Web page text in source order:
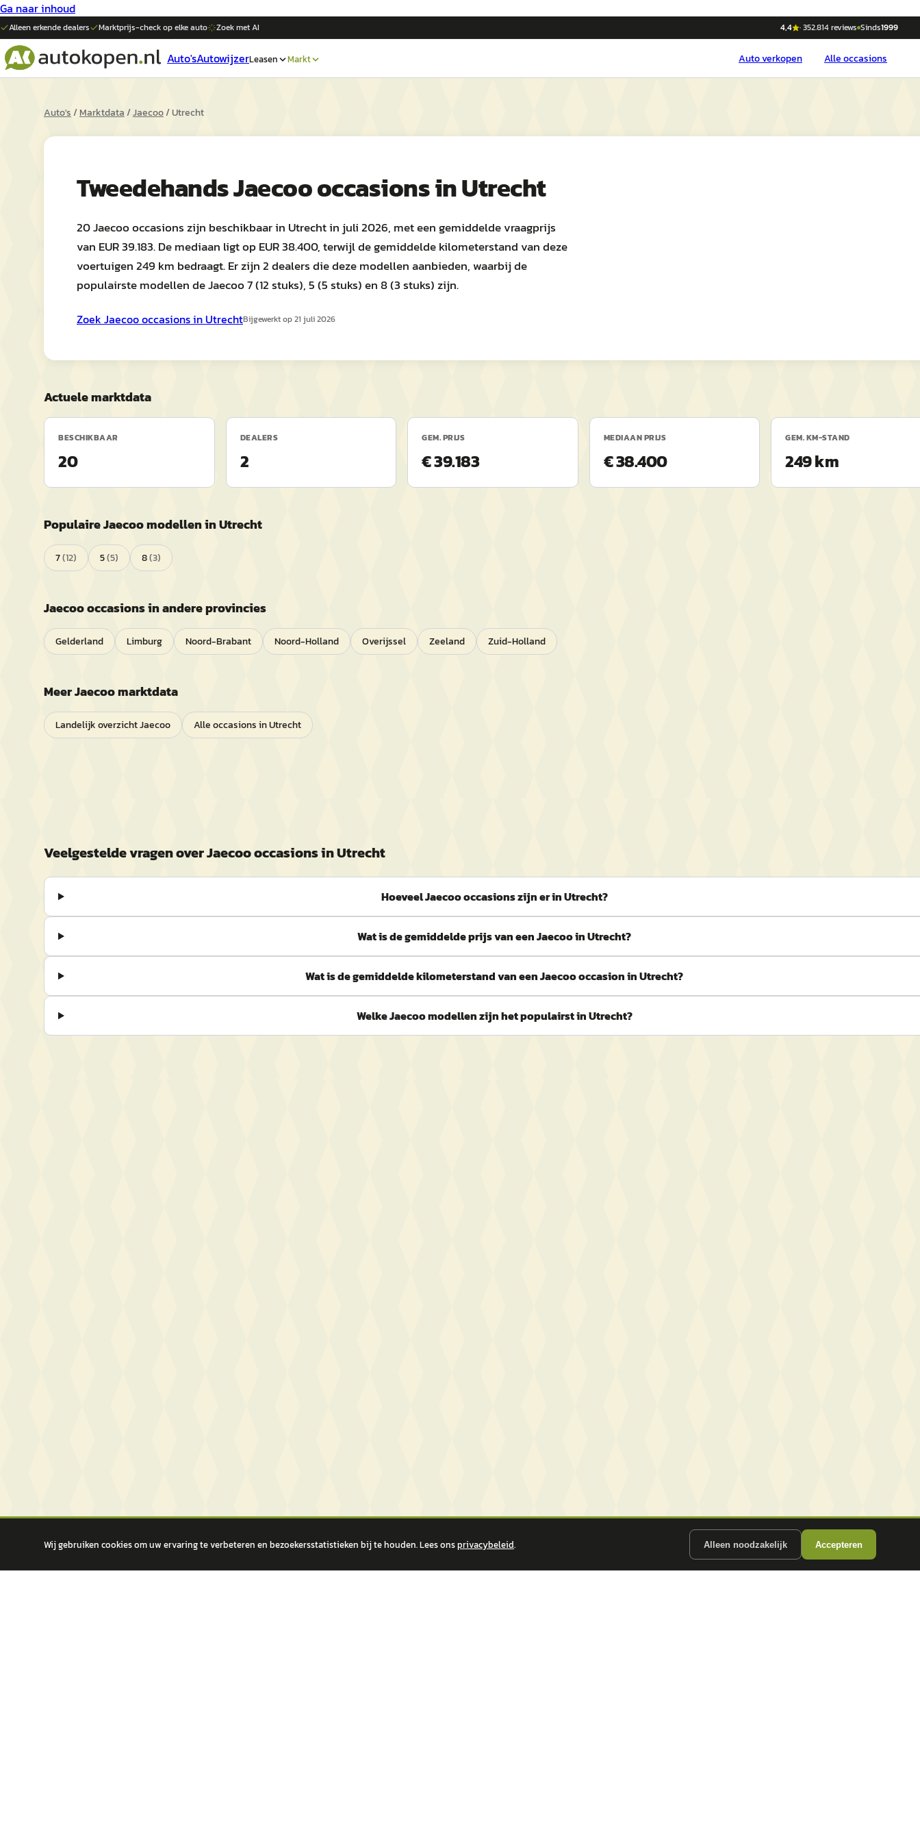
Ga naar inhoud
Alleen erkende dealers Marktprijs-check op elkeauto Zoek met AI 4,4 ·352.814reviews Sinds1999
Auto'sAutowijzerLeasen Markt Autoverkopen Alle occasions
Auto's/Marktdata/Jaecoo/Utrecht
TweedehandsJaecoooccasions inUtrecht
20 Jaecoo occasions zijn beschikbaar in Utrecht in juli 2026, met een gemiddelde vraagprijs
van EUR 39.183. De mediaan ligt op EUR 38.400, terwijl de gemiddelde kilometerstand van deze
voertuigen 249 km bedraagt. Er zijn 2 dealers die deze modellen aanbieden, waarbij de
populairste modellen de Jaecoo 7 (12 stuks), 5 (5 stuks) en 8 (3 stuks) zijn.
Zoek Jaecoooccasions in UtrechtBijgewerkt op21 juli 2026
Actuele marktdata
BESCHIKBAAR
20
DEALERS
2
GEM. PRIJS
€ 39.183
MEDIAAN PRIJS
€ 38.400
GEM. KM-STAND
249 km
PopulaireJaecoomodellen inUtrecht
7(12) 5(5) 8(3)
Jaecoooccasions in andere provincies
Gelderland Limburg Noord-Brabant Noord-Holland Overijssel Zeeland Zuid-Holland
MeerJaecoomarktdata
Landelijk overzichtJaecoo Alle occasions inUtrecht
Veelgestelde vragen overJaecoooccasions inUtrecht
Hoeveel Jaecoo occasions zijn er in Utrecht?
Wat is de gemiddelde prijs van een Jaecoo in Utrecht?
Wat is de gemiddelde kilometerstand van een Jaecoo occasion in Utrecht?
Welke Jaecoo modellen zijn het populairst in Utrecht?
Wij gebruiken cookies om uw ervaring te verbeteren en bezoekersstatistieken bij te houden. Lees onsprivacybeleid. Alleen noodzakelijk Accepteren